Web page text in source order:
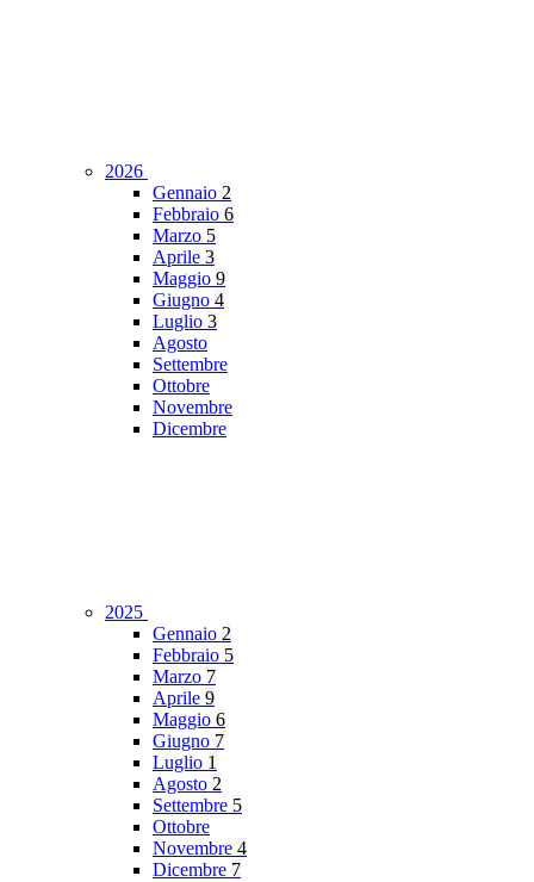
2026
Gennaio 2
Febbraio 6
Marzo 5
Aprile 3
Maggio 9
Giugno 4
Luglio 3
Agosto
Settembre
Ottobre
Novembre
Dicembre
2025
Gennaio 2
Febbraio 5
Marzo 7
Aprile 9
Maggio 6
Giugno 7
Luglio 1
Agosto 2
Settembre 5
Ottobre
Novembre 4
Dicembre 7